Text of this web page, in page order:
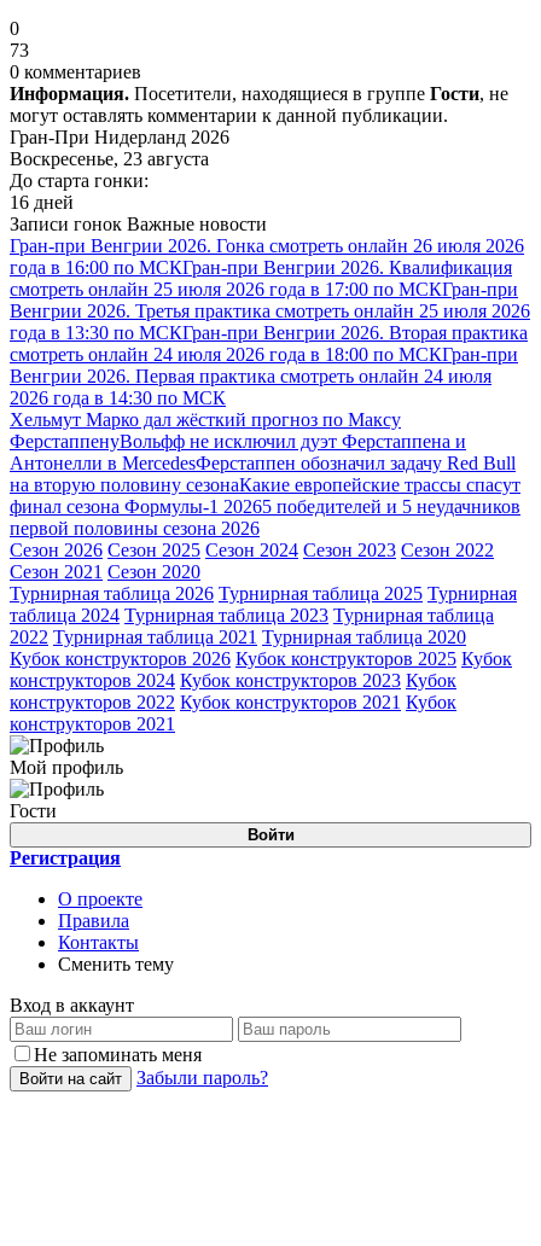
0
73
0 комментариев
Информация. Посетители, находящиеся в группе Гости, не
могут оставлять комментарии к данной публикации.
Гран-При Нидерланд 2026
Воскресенье, 23 августа
До старта гонки:
16 дней
Записи гонок Важные новости
Гран-при Венгрии 2026. Гонка смотреть онлайн 26 июля 2026
года в 16:00 по МСКГран-при Венгрии 2026. Квалификация
смотреть онлайн 25 июля 2026 года в 17:00 по МСКГран-при
Венгрии 2026. Третья практика смотреть онлайн 25 июля 2026
года в 13:30 по МСКГран-при Венгрии 2026. Вторая практика
смотреть онлайн 24 июля 2026 года в 18:00 по МСКГран-при
Венгрии 2026. Первая практика смотреть онлайн 24 июля
2026 года в 14:30 по МСК
Хельмут Марко дал жёсткий прогноз по Максу
ФерстаппенуВольфф не исключил дуэт Ферстаппена и
Антонелли в MercedesФерстаппен обозначил задачу Red Bull
на вторую половину сезонаКакие европейские трассы спасут
финал сезона Формулы-1 20265 победителей и 5 неудачников
первой половины сезона 2026
Сезон 2026 Сезон 2025 Сезон 2024 Сезон 2023 Сезон 2022
Сезон 2021 Сезон 2020
Турнирная таблица 2026 Турнирная таблица 2025 Турнирная
таблица 2024 Турнирная таблица 2023 Турнирная таблица
2022 Турнирная таблица 2021 Турнирная таблица 2020
Кубок конструкторов 2026 Кубок конструкторов 2025 Кубок
конструкторов 2024 Кубок конструкторов 2023 Кубок
конструкторов 2022 Кубок конструкторов 2021 Кубок
конструкторов 2021
Мой профиль
Гости
Войти
Регистрация
О проекте
Правила
Контакты
Сменить тему
Вход в аккаунт
Не запоминать меня
Войти на сайт Забыли пароль?